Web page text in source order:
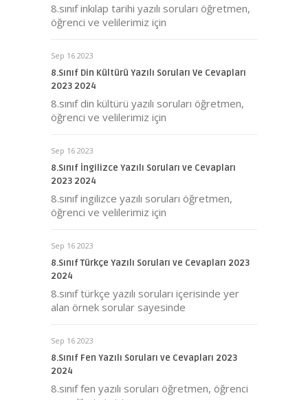
8.sınıf inkılap tarihi yazılı soruları öğretmen,
öğrenci ve velilerimiz için
Sep 16 2023
8.Sınıf Din Kültürü Yazılı Soruları Ve Cevapları
2023 2024
8.sınıf din kültürü yazılı soruları öğretmen,
öğrenci ve velilerimiz için
Sep 16 2023
8.Sınıf İngilizce Yazılı Soruları ve Cevapları
2023 2024
8.sınıf ingilizce yazılı soruları öğretmen,
öğrenci ve velilerimiz için
Sep 16 2023
8.Sınıf Türkçe Yazılı Soruları ve Cevapları 2023
2024
8.sınıf türkçe yazılı soruları içerisinde yer
alan örnek sorular sayesinde
Sep 16 2023
8.Sınıf Fen Yazılı Soruları ve Cevapları 2023
2024
8.sınıf fen yazılı soruları öğretmen, öğrenci